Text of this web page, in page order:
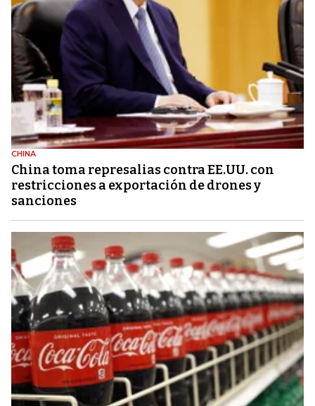
CHINA
China toma represalias contra EE.UU. con
restricciones a exportación de drones y
sanciones